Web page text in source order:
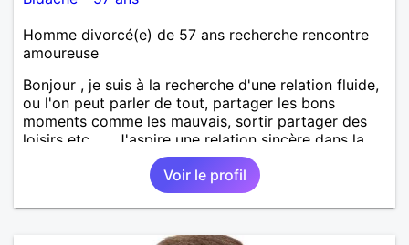
Homme divorcé(e) de 57 ans recherche rencontre
amoureuse
Bonjour , je suis à la recherche d'une relation fluide,
ou l'on peut parler de tout, partager les bons
moments comme les mauvais, sortir partager des
loisirs etc.... . J'aspire une relation sincère dans la
Voir le profil